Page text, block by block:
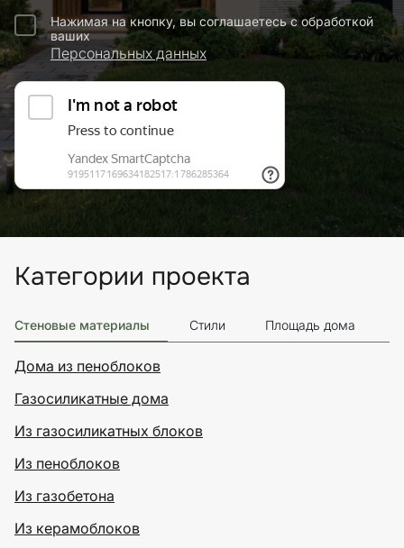
Нажимая на кнопку, вы соглашаетесь с обработкой
ваших
Персональных данных
Категории проекта
Стеновые материалы Стили Площадь дома
Дома из пеноблоков
Газосиликатные дома
Из газосиликатных блоков
Из пеноблоков
Из газобетона
Из керамоблоков